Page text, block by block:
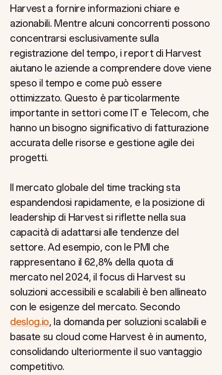
Harvest a fornire informazioni chiare e
azionabili. Mentre alcuni concorrenti possono
concentrarsi esclusivamente sulla
registrazione del tempo, i report di Harvest
aiutano le aziende a comprendere dove viene
speso il tempo e come può essere
ottimizzato. Questo è particolarmente
importante in settori come IT e Telecom, che
hanno un bisogno significativo di fatturazione
accurata delle risorse e gestione agile dei
progetti.
Il mercato globale del time tracking sta
espandendosi rapidamente, e la posizione di
leadership di Harvest si riflette nella sua
capacità di adattarsi alle tendenze del
settore. Ad esempio, con le PMI che
rappresentano il 62,8% della quota di
mercato nel 2024, il focus di Harvest su
soluzioni accessibili e scalabili è ben allineato
con le esigenze del mercato. Secondo
deslog.io, la domanda per soluzioni scalabili e
basate su cloud come Harvest è in aumento,
consolidando ulteriormente il suo vantaggio
competitivo.